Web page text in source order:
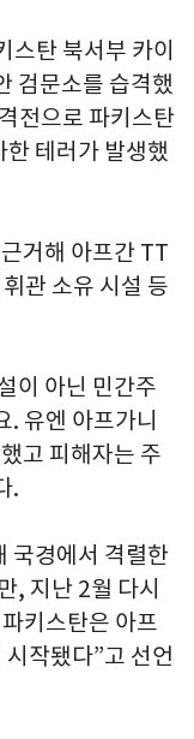
탄 북서부 카이
검문소를 습격했
전으로 파키스탄
테러가 발생했
거해 아프간 TT
관 소유 시설 등
이 아닌 민간주
. 유엔 아프가니
고 피해자는 주
.
국경에서 격렬한
, 지난 2월 다시
키스탄은 아프
작됐다”고 선언